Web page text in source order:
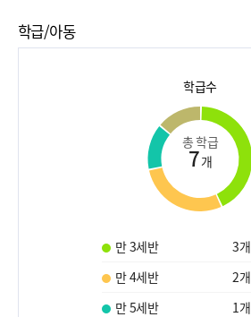
학급/아동
학급수
총 학급
7개
만 3세반 3개
만 4세반
2개
만 5세반
1개